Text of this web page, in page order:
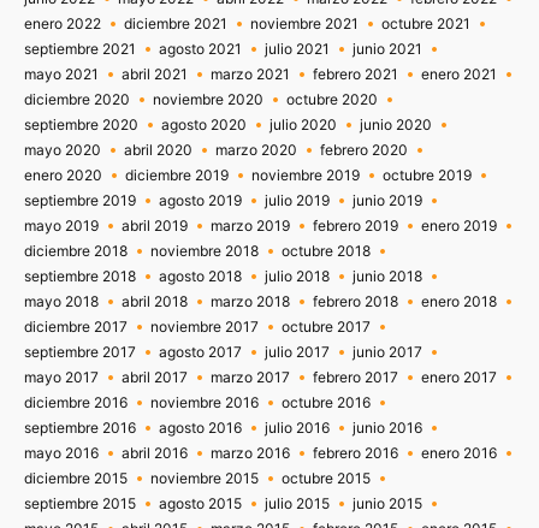
enero 2022
diciembre 2021 noviembre 2021
octubre 2021
septiembre 2021
agosto 2021 julio 2021
junio 2021
mayo 2021
abril 2021 marzo 2021 febrero 2021
enero 2021
diciembre 2020
noviembre 2020
octubre 2020
septiembre 2020
agosto 2020 julio 2020
junio 2020
mayo 2020
abril 2020 marzo 2020
febrero 2020
enero 2020
diciembre 2019 noviembre 2019
octubre 2019
septiembre 2019
agosto 2019 julio 2019
junio 2019
mayo 2019
abril 2019 marzo 2019 febrero 2019
enero 2019
diciembre 2018
noviembre 2018
octubre 2018
septiembre 2018
agosto 2018 julio 2018
junio 2018
mayo 2018
abril 2018 marzo 2018 febrero 2018
enero 2018
diciembre 2017
noviembre 2017
octubre 2017
septiembre 2017
agosto 2017 julio 2017
junio 2017
mayo 2017
abril 2017 marzo 2017 febrero 2017
enero 2017
diciembre 2016
noviembre 2016
octubre 2016
septiembre 2016
agosto 2016 julio 2016
junio 2016
mayo 2016
abril 2016 marzo 2016 febrero 2016
enero 2016
diciembre 2015
noviembre 2015
octubre 2015
septiembre 2015
agosto 2015 julio 2015
junio 2015